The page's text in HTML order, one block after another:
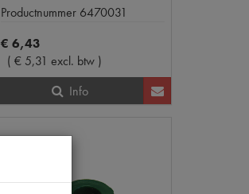
Productnummer 6470031
€ 6,43
( € 5,31 excl. btw )
Info